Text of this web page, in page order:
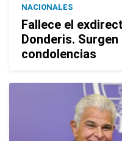
NACIONALES
Fallece el
Donderis.
condolencias